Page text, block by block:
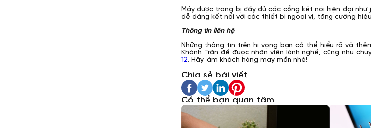
Máy được trang bị đầy đủ các cổng kết nối hiện đại như
dễ dàng kết nối với các thiết bị ngoại vi, tăng cường
Thông tin liên hệ
Những thông tin trên hi vọng bạn có thể hiểu rõ và
Khánh Trần để được nhân viên lành nghề, cũng như
12. Hãy làm khách hàng may mắn nhé!
Chia sẻ bài viết
Có thể bạn quan tâm